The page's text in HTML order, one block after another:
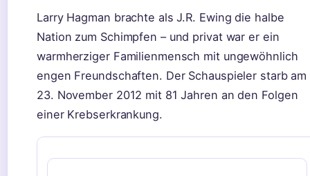
Larry Hagman brachte als J.R. Ewing die halbe
Nation zum Schimpfen – und privat war er ein
warmherziger Familienmensch mit ungewöhnlich
engen Freundschaften. Der Schauspieler starb am
23. November 2012 mit 81 Jahren an den Folgen
einer Krebserkrankung.